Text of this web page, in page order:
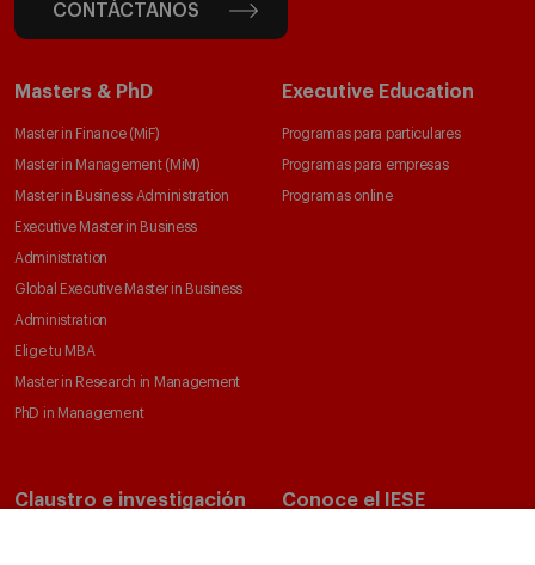
CONTÁCTANOS
Masters & PhD
Master in Finance (MiF)
Master in Management (MiM)
Master in Business Administration
Executive Master in Business
Administration
Global Executive Master in Business
Administration
Elige tu MBA
Master in Research in Management
PhD in Management
Executive Education
Programas para particulares
Programas para empresas
Programas online
Claustro e investigación Conoce el IESE